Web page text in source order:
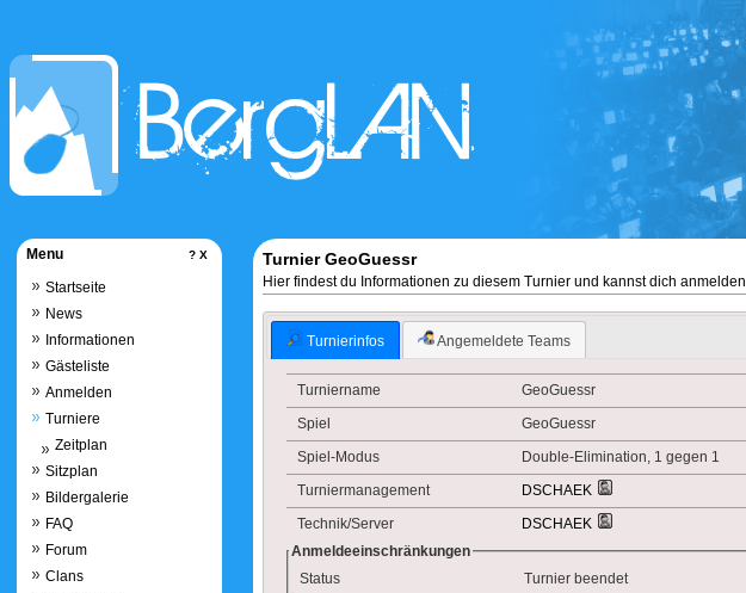
Turnier GeoGuessr
Hier findest du Informationen zu diesem Turnier und kannst dich anmelden
Turnierinfos Angemeldete Teams
Turniername
GeoGuessr
Spiel
GeoGuessr
Spiel-Modus
Double-Elimination, 1 gegen 1
Turniermanagement
DSCHAEK
Technik/Server
DSCHAEK
Anmeldeeinschränkungen
Status
Turnier beendet
Menu ? X
Startseite
News
Informationen
Gästeliste
Anmelden
Turniere
Zeitplan
Sitzplan
Bildergalerie
FAQ
Forum
Clans